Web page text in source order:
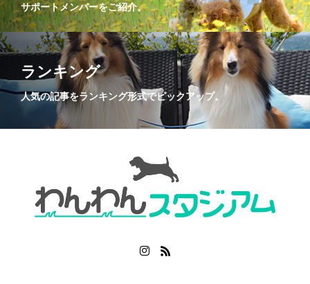
サポートメンバーをご紹介。
ランキング
人気の記事をランキング形式でピックアップ。